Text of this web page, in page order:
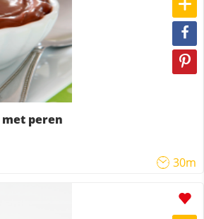
peren
30m